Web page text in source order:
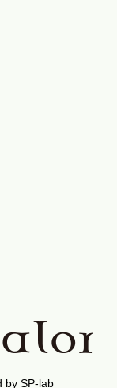
by SP-lab